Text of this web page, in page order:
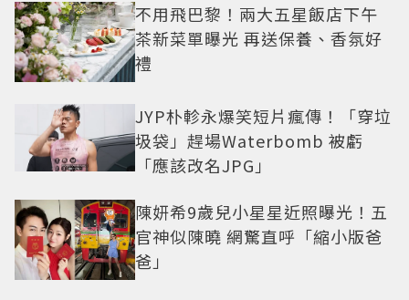
不用飛巴黎！兩大五星飯店下午
茶新菜單曝光 再送保養、香氛好
禮
JYP朴軫永爆笑短片瘋傳！「穿垃
圾袋」趕場Waterbomb 被虧
「應該改名JPG」
陳妍希9歲兒小星星近照曝光！五
官神似陳曉 網驚直呼「縮小版爸
爸」